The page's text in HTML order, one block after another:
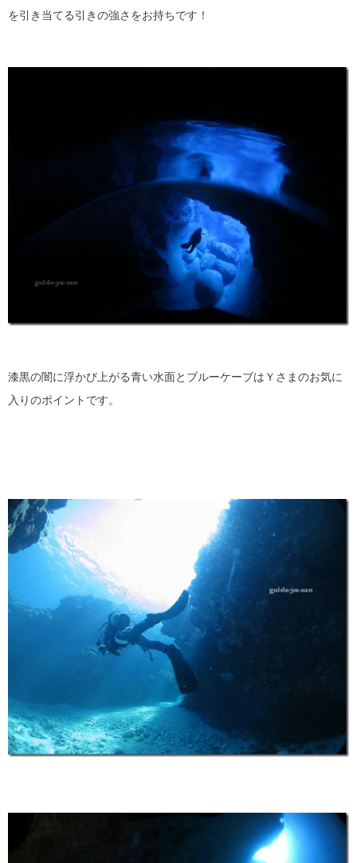
を引き当てる引きの強さをお持ちです！
漆黒の闇に浮かび上がる青い水面とブルーケーブはＹさまのお気に
入りのポイントです。